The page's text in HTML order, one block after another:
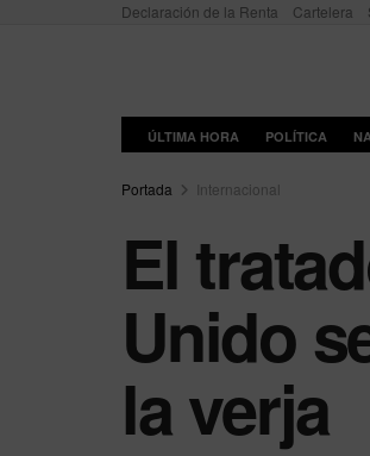
Declaración de la Renta Cartelera
ÚLTIMA HORA POLÍTICA
Portada Internacional
El
Unido
la verja